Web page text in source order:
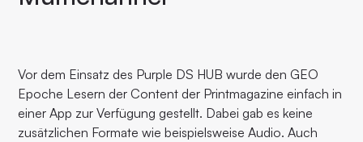
Vor dem Einsatz des Purple DS HUB wurde den GEO
Epoche Lesern der Content der Printmagazine einfach in
einer App zur Verfügung gestellt. Dabei gab es keine
zusätzlichen Formate wie beispielsweise Audio. Auch